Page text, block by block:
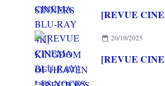
20/10/2025